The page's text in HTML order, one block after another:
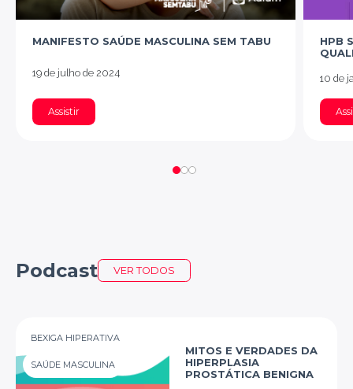
MANIFESTO SAÚDE MASCULINA SEM TABU
19 de julho de 2024
Assistir
HPB
10 de
Podcast VER TODOS
BEXIGA HIPERATIVA
SAÚDE MASCULINA
MITOS E VERDADES DA
HIPERPLASIA
PROSTÁTICA BENIGNA